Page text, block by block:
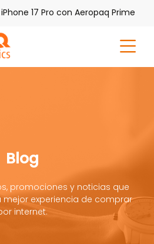
Pro con Aeropaq Prime
Blog
promociones y noticias que
mejor experiencia de comprar
internet.